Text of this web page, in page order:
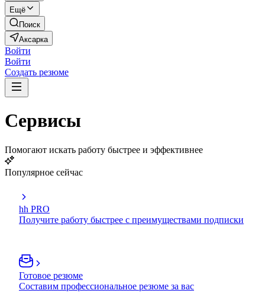
Ещё
Поиск
Аксарка
Войти
Войти
Создать резюме
Сервисы
Помогают искать работу быстрее и эффективнее
Популярное сейчас
hh PRO
Получите работу быстрее с преимуществами подписки
Готовое резюме
Составим профессиональное резюме за вас